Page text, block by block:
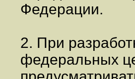
Федерации.
2. При
федеральных